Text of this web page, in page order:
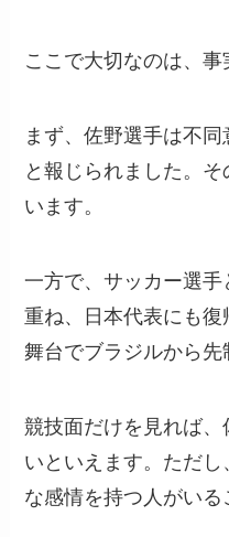
ここで大切なのは、事
まず、佐野選手は不
と報じられました。
います。
一方で、サッカー選
重ね、日本代表にも
舞台でブラジルから先
競技面だけを見れば
いといえます。ただ
な感情を持つ人がいる